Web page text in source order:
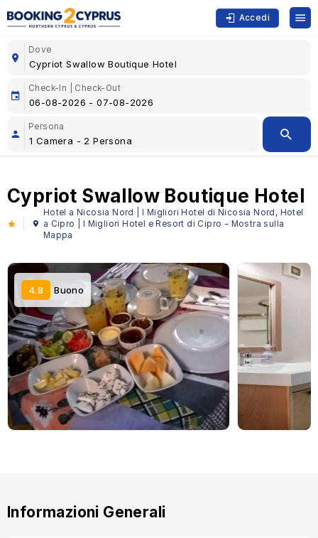
Accedi
Dove
Check-In | Check-Out
Persona
Cypriot Swallow Boutique Hotel
Hotel a Nicosia Nord | I Migliori Hotel di Nicosia Nord, Hotel
a Cipro | I Migliori Hotel e Resort di Cipro - Mostra sulla
Mappa
4.8 Buono
Informazioni Generali